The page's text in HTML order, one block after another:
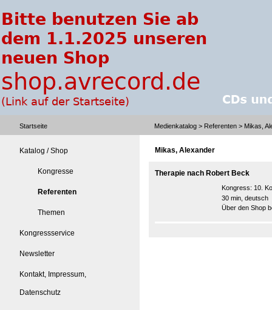
Startseite Medienkatalog > Referenten > Mikas,
Katalog / Shop
Kongresse
Referenten
Themen
Kongressservice
Newsletter
Kontakt, Impressum,
Datenschutz
Mikas, Alexander
Therapie nach Robert Beck
Kongress: 10.
30 min, deutsch
Über den Shop